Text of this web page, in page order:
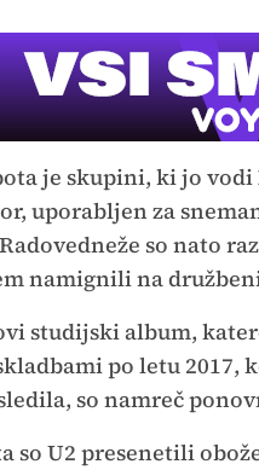
je skupini, ki jo vodi
uporabljen za
so nato
namignili na
studijski album,
po letu 2017,
so namreč
so U2 presenetili